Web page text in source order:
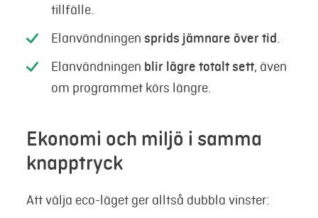
tillfälle.
Elanvändningen sprids jämnare över tid.
Elanvändningen blir lägre totalt sett, även
om programmet körs längre.
Ekonomi och miljö i samma
knapptryck
Att välja eco-läget ger alltså dubbla vinster: